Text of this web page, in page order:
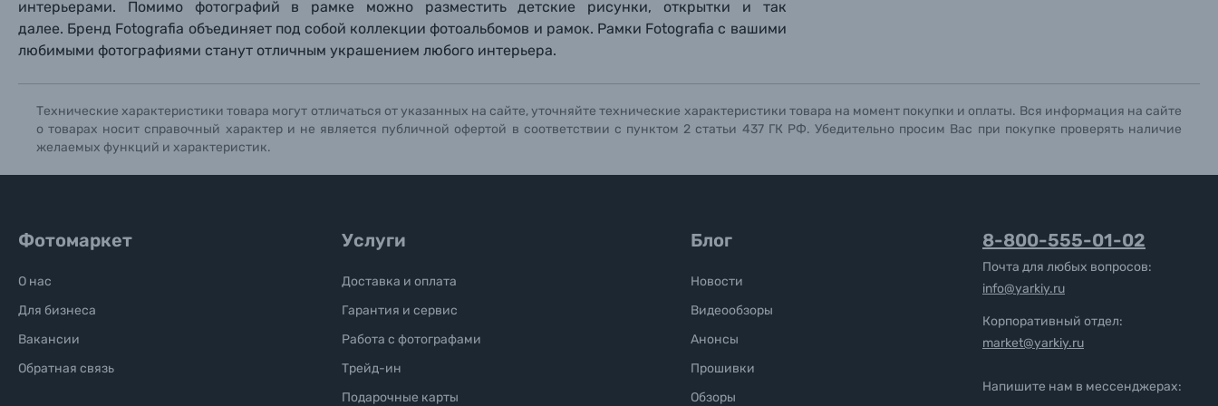
Отправить вопрос
Отправить вопрос
Солнцезащитные очки
Б/У фототехника (Комиссионные товары)
Уценённые товары
интерьерами. Помимо фотографий в рамке можно разместить детские рисунки, открытки и так
далее. Бренд Fotografia объединяет под собой коллекции фотоальбомов и рамок. Рамки Fotografia с вашими
любимыми фотографиями станут отличным украшением любого интерьера.
Технические характеристики товара могут отличаться от указанных на сайте, уточняйте технические характеристики товара на момент покупки и оплаты. Вся информация на сайте
о товарах носит справочный характер и не является публичной офертой в соответствии с пунктом 2 статьи 437 ГК РФ. Убедительно просим Вас при покупке проверять наличие
желаемых функций и характеристик.
Отправить вопрос
Фотомаркет
О нас
Для бизнеса
Вакансии
Обратная связь
Услуги
Доставка и оплата
Гарантия и сервис
Работа с фотографами
Трейд-ин
Подарочные карты
Блог
Новости
Видеообзоры
Анонсы
Прошивки
Обзоры
8-800-555-01-02
Почта для любых вопросов:
info@yarkiy.ru
Корпоративный отдел:
market@yarkiy.ru
Напишите нам в мессенджерах: